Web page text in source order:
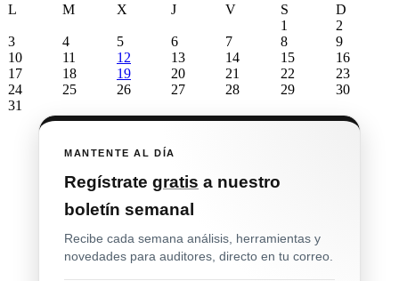
L
M X J V S
D
1
2
3
4 5 6 7 8
9
10
11 12 13 14 15
16
17
18 19 20 21 22
23
24
25 26 27 28 29
30
31
MANTENTE AL DÍA
Regístrate gratis a nuestro
boletín semanal
Recibe cada semana análisis, herramientas y
novedades para auditores, directo en tu correo.